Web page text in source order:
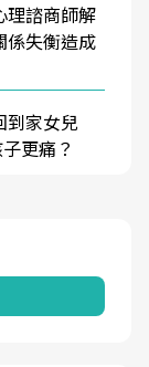
理諮商師解
係失衡造成
到家女兒
更痛？